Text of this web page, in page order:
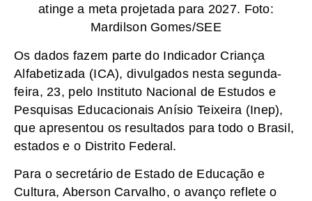
atinge a meta projetada para 2027. Foto:
Mardilson Gomes/SEE
Os dados fazem parte do Indicador Criança
Alfabetizada (ICA), divulgados nesta segunda-
feira, 23, pelo Instituto Nacional de Estudos e
Pesquisas Educacionais Anísio Teixeira (Inep),
que apresentou os resultados para todo o Brasil,
estados e o Distrito Federal.
Para o secretário de Estado de Educação e
Cultura, Aberson Carvalho, o avanço reflete o